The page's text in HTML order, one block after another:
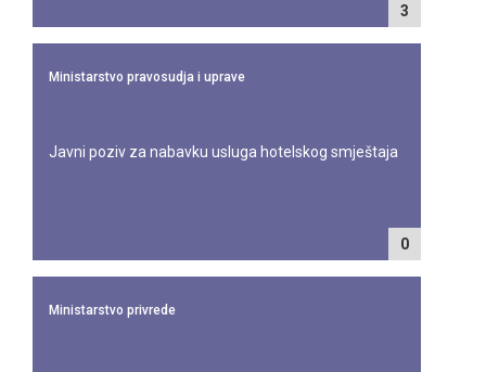
3
Ministarstvo pravosudja i uprave
0
Javni poziv za nabavku usluga hotelskog smještaja
Ministarstvo privrede